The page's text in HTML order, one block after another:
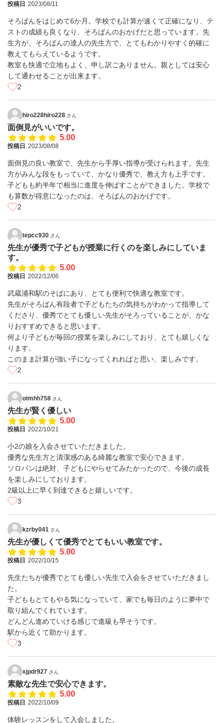
投稿日 2023/08/11
そろばんをはじめて6か月。学校でも計算が速くて正確になり、テ
ストの成績も良くなり、そろばんのおかげだと思っています。先
生方が、そろばんの達人の先生方で、とてもわかりやすく的確に
教えてもらえているようです。
教室も快適で立地もよく、申し訳ごありません。親としては安心
して通わせることが出来ます。
2
hiro228hiro228 さん
面倒見がいいです。
5.00
投稿日 2023/08/08
面倒見の良い教室で、先生から手厚い指導が受けられます。先生
方がみんな段をもっていて、かなり優秀で、教え方も上手です。
子どもも約半年で相当に進度を伸ばすことができました。学校で
も算数が得意になったのは、そろばんのおかげです。
2
tepcc930 さん
先生が優秀で子どもが授業に行くのを楽しみにしていま
す。
5.00
投稿日 2022/12/06
武蔵浦和駅のそばにあり、とても便利で快適な教室です。
先生がそろばん有段者で子どもたちの気持ちがわかって指導して
くださり、優秀でとても優しい先生がそろっていることが、かな
りおすすめできると思います。
何より子どもが毎回の授業を楽しみにしており、とても嬉しくな
ります。
このまま計算が強い子になってくれればと思い、楽しみです。
2
otmhh758 さん
先生が賢く優しい
5.00
投稿日 2022/10/21
小2の娘を入会させていただきました。
優秀な先生方と清潔感のある綺麗な教室で安心できます。
ソロバンは絶対、子どもにやらせてみたかったので、今後の成長
を楽しみにしております。
2級以上に早く到達できると嬉しいです。
3
kzrby041 さん
先生が優しくて優秀でとてもいい教室です。
5.00
投稿日 2022/10/15
先生たちが優秀でとても優しい先生で入会をさせていただきまし
た。
子どももとてもやる気になっていて、家でも毎日のように夢中で
取り組んでくれています。
どんどん進めていける感じで進級も早そうです。
駅から近くて助かります。
3
xjpdr927 さん
素敵な先生で安心できます。
5.00
投稿日 2022/10/09
体験レッスンをして入会しました。